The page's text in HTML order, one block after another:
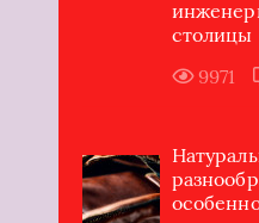
столицы
9971